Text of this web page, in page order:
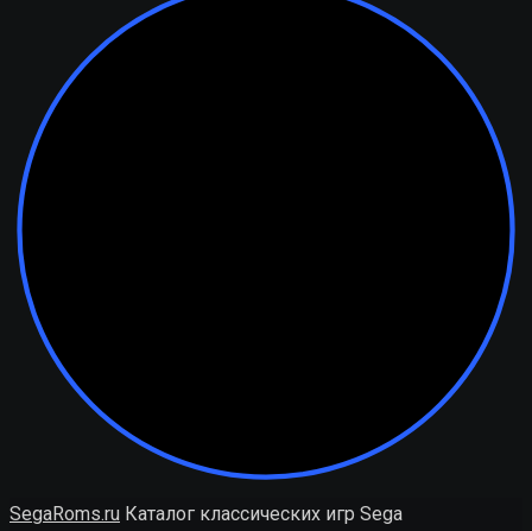
SegaRoms.ru Каталог классических игр Sega